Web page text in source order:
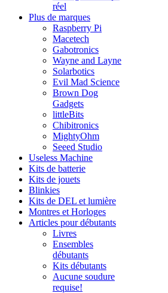
réel
Plus de marques
Raspberry Pi
Macetech
Gabotronics
Wayne and Layne
Solarbotics
Evil Mad Science
Brown Dog
Gadgets
littleBits
Chibitronics
MightyOhm
Seeed Studio
Useless Machine
Kits de batterie
Kits de jouets
Blinkies
Kits de DEL et lumière
Montres et Horloges
Articles pour débutants
Livres
Ensembles
débutants
Kits débutants
Aucune soudure
requise!